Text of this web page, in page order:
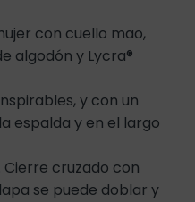
con cuello mao,
algodón y Lycra®
y con un
espalda y en el largo
cruzado con
se puede doblar y